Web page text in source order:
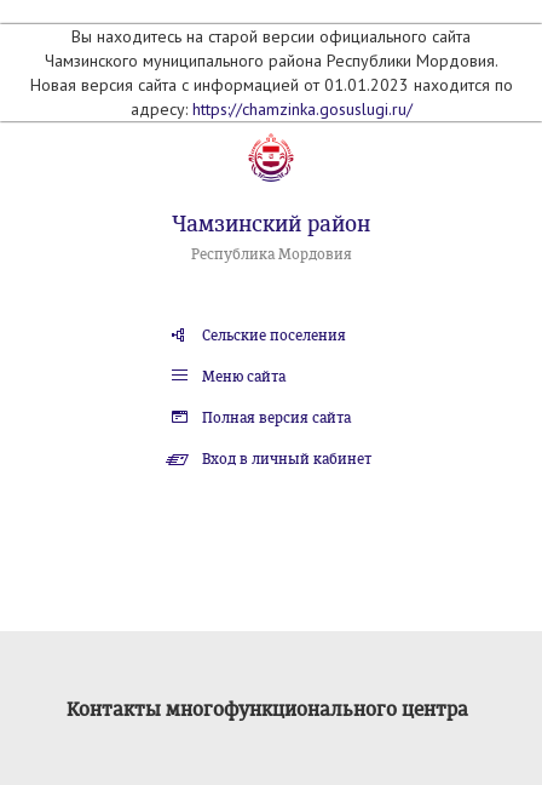
Вы находитесь на старой версии официального сайта
Чамзинского муниципального района Республики Мордовия.
Новая версия сайта с информацией от 01.01.2023 находится по
адресу: https://chamzinka.gosuslugi.ru/
Чамзинский район
Республика Мордовия
Сельские поселения
Меню сайта
Полная версия сайта
Вход в личный кабинет
Контакты многофункционального центра